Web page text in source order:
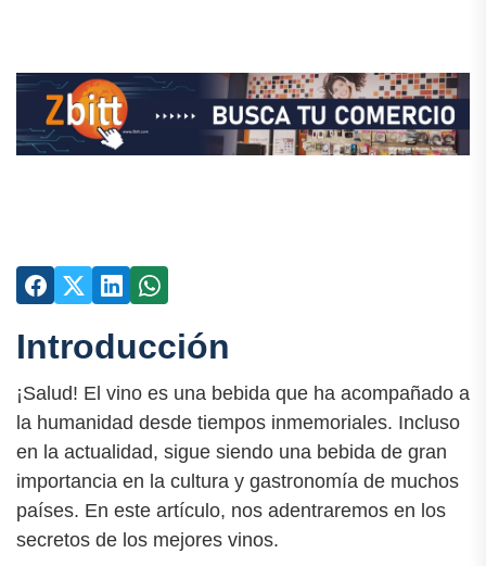
Introducción
¡Salud! El vino es una bebida que ha acompañado a
la humanidad desde tiempos inmemoriales. Incluso
en la actualidad, sigue siendo una bebida de gran
importancia en la cultura y gastronomía de muchos
países. En este artículo, nos adentraremos en los
secretos de los mejores vinos.